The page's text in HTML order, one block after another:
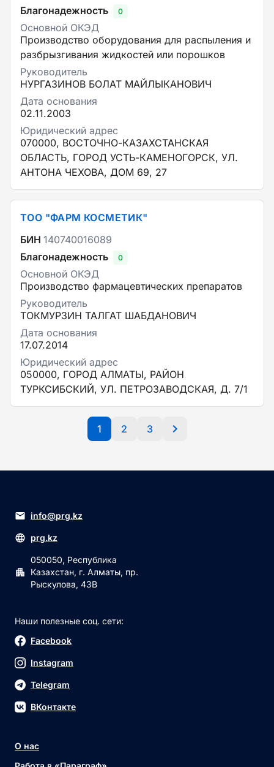
Благонадежность
0
Основной ОКЭД
Производство оборудования для распыления и
разбрызгивания жидкостей или порошков
Руководитель
НУРГАЗИНОВ БОЛАТ МАЙЛЫКАНОВИЧ
Дата основания
02.11.2003
Юридический адрес
070000, ВОСТОЧНО-КАЗАХСТАНСКАЯ
ОБЛАСТЬ, ГОРОД УСТЬ-КАМЕНОГОРСК, УЛ.
АНТОНА ЧЕХОВА, ДОМ 69, 27
ТОО "ФАРМ КОСМЕТИК"
БИН 140740016089
Благонадежность
0
Основной ОКЭД
Производство фармацевтических препаратов
Руководитель
ТОКМУРЗИН ТАЛГАТ ШАБДАНОВИЧ
Дата основания
17.07.2014
Юридический адрес
050000, ГОРОД АЛМАТЫ, РАЙОН
ТУРКСИБСКИЙ, УЛ. ПЕТРОЗАВОДСКАЯ, Д. 7/1
1 2 3
info@prg.kz
prg.kz
050050, Республика
Казахстан, г. Алматы, пр.
Рыскулова, 43В
Наши полезные соц. сети:
Facebook
Instagram
Telegram
ВКонтакте
О нас